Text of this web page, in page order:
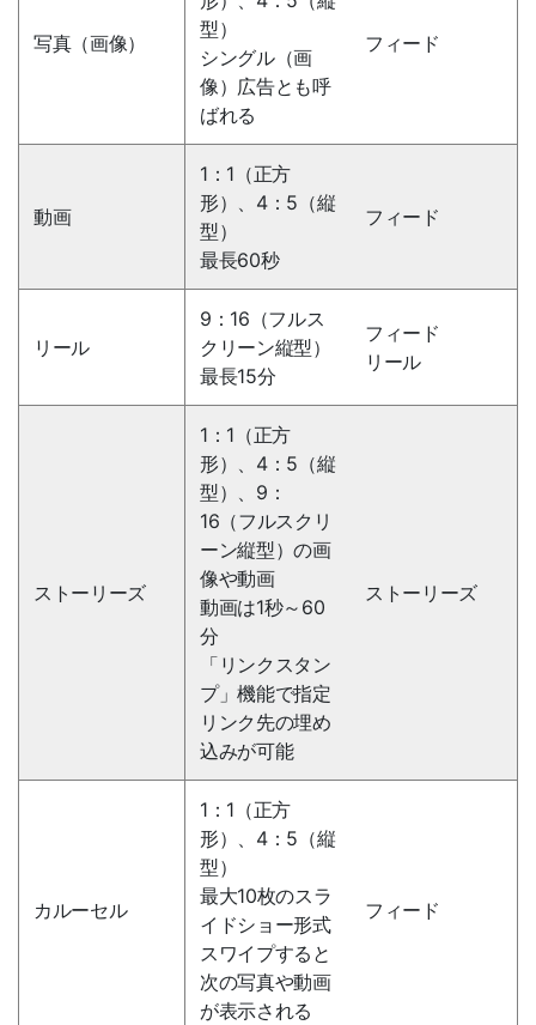
写真（画像）
型）
シングル（画
像）広告とも呼
ばれる
フィード
動画
1：1（正方
形）、4：5（縦
型）
最長60秒
フィード
リール
9：16（フルス
クリーン縦型）
最長15分
フィード
リール
ストーリーズ
1：1（正方
形）、4：5（縦
型）、9：
16（フルスクリ
ーン縦型）の画
像や動画
動画は1秒～60
分
「リンクスタン
プ」機能で指定
リンク先の埋め
込みが可能
ストーリーズ
カルーセル
1：1（正方
形）、4：5（縦
型）
最大10枚のスラ
イドショー形式
スワイプすると
次の写真や動画
が表示される
フィード